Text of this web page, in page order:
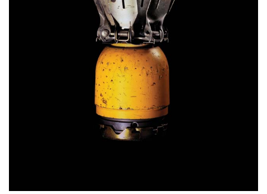
Vous aimerez peut-être les oeuvres